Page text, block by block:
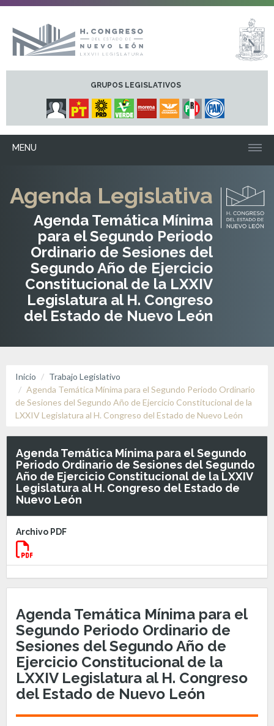
GRUPOS LEGISLATIVOS
MENU
Agenda Legislativa
Agenda Temática Mínima
para el Segundo Periodo
Ordinario de Sesiones del
Segundo Año de Ejercicio
Constitucional de la LXXIV
Legislatura al H. Congreso
del Estado de Nuevo León
Inicio
Trabajo Legislativo
Agenda Temática Mínima para el Segundo Periodo Ordinario
de Sesiones del Segundo Año de Ejercicio Constitucional de la
LXXIV Legislatura al H. Congreso del Estado de Nuevo León
Agenda Temática Mínima para el Segundo
Periodo Ordinario de Sesiones del Segundo
Año de Ejercicio Constitucional de la LXXIV
Legislatura al H. Congreso del Estado de
Nuevo León
Archivo PDF
Agenda Temática Mínima para el
Segundo Periodo Ordinario de
Sesiones del Segundo Año de
Ejercicio Constitucional de la
LXXIV Legislatura al H. Congreso
del Estado de Nuevo León